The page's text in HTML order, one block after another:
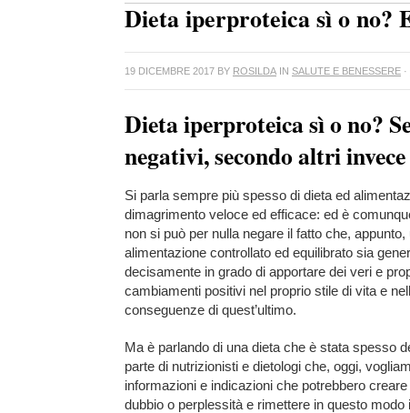
Dieta iperproteica sì o no?
19 DICEMBRE 2017 BY ROSILDA IN SALUTE E BENESSERE ·
Dieta iperproteica sì o no?
negativi, secondo altri
Si parla sempre più spesso di dieta ed
dimagrimento veloce ed efficace: ed è
non si può per nulla negare il fatto che, appunto,
alimentazione controllato ed equilibrato sia
decisamente in grado di apportare dei veri e
cambiamenti positivi nel proprio stile di vita e
conseguenze di quest’ultimo.
Ma è parlando di una dieta che è stata spesso
parte di nutrizionisti e dietologi che, oggi,
informazioni e indicazioni che potrebbero
dubbio o perplessità e rimettere in questo